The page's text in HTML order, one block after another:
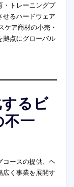
・トレーニングプ
せるハードウェア
ケア商材の小売・
拠点にグローバル
るビ
一
コースの提供、ヘ
く事業を展開す